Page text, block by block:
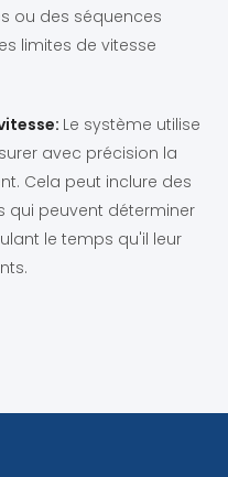
ou des séquences
limites de vitesse
Le système utilise
avec précision la
Cela peut inclure des
qui peuvent déterminer
le temps qu'il leur